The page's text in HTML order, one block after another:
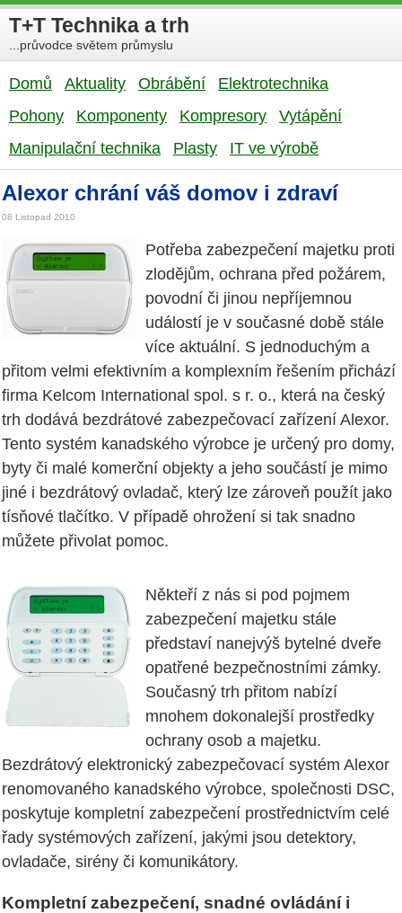
T+T Technika a trh
...průvodce světem průmyslu
Domů Aktuality Obrábění
Elektrotechnika
Pohony
Komponenty Kompresory
Vytápění
Manipulační technika
Plasty IT ve výrobě
Alexor chrání váš domov i zdraví
08 Listopad 2010
Potřeba zabezpečení majetku proti
zlodějům, ochrana před požárem,
povodní či jinou nepříjemnou
událostí je v současné době stále
více aktuální. S jednoduchým a
přitom velmi efektivním a komplexním řešením přichází
firma Kelcom International spol. s r. o., která na český
trh dodává bezdrátové zabezpečovací zařízení Alexor.
Tento systém kanadského výrobce je určený pro domy,
byty či malé komerční objekty a jeho součástí je mimo
jiné i bezdrátový ovladač, který lze zároveň použít jako
tísňové tlačítko. V případě ohrožení si tak snadno
můžete přivolat pomoc.
Někteří z nás si pod pojmem
zabezpečení majetku stále
představí nanejvýš bytelné dveře
opatřené bezpečnostními zámky.
Současný trh přitom nabízí
mnohem dokonalejší prostředky
ochrany osob a majetku.
Bezdrátový elektronický zabezpečovací systém Alexor
renomovaného kanadského výrobce, společnosti DSC,
poskytuje kompletní zabezpečení prostřednictvím celé
řady systémových zařízení, jakými jsou detektory,
ovladače, sirény či komunikátory.
Kompletní zabezpečení, snadné ovládání i